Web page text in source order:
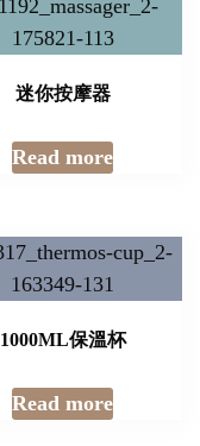
迷你按摩器
Read more
1000ML保溫杯
Read more